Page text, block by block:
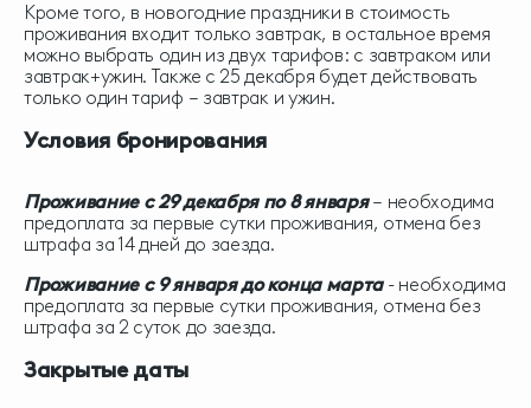
Кроме того, в новогодние праздники в стоимость
проживания входит только завтрак, в остальное время
можно выбрать один из двух тарифов: с завтраком или
завтрак+ужин. Также с 25 декабря будет действовать
только один тариф – завтрак и ужин.
Условия бронирования
Проживание с 29 декабря по 8 января– необходима
предоплата за первые сутки проживания, отмена без
штрафа за 14 дней до заезда.
Проживание с 9 января до конца марта- необходима
предоплата за первые сутки проживания, отмена без
штрафа за 2 суток до заезда.
Закрытые даты